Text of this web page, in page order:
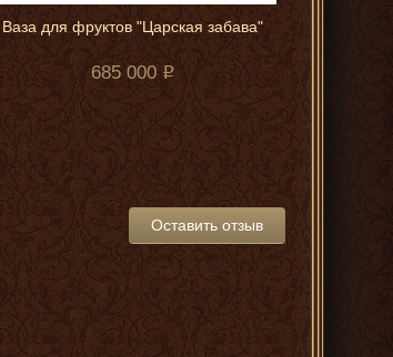
Ваза для фруктов "Царская забава"
685 000
Оставить отзыв